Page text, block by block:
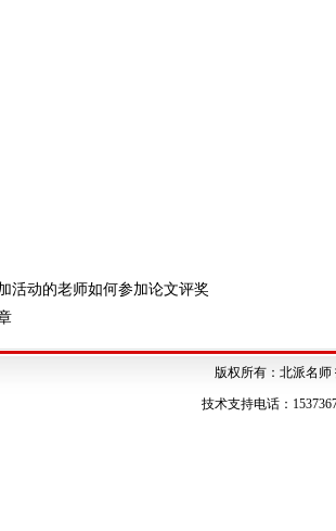
活动的老师如何参加论文评奖